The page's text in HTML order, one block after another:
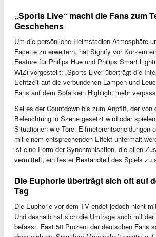
„Sports Live“ macht die Fans zum
Geschehens
Um die persönliche Heimstadion-Atmosphäre
Facette zu erweitern, hat Signify vor Kurzem
Feature für Philips Hue und Philips Smart
WiZ) vorgestellt: „Sports Live“ überträgt die
Echtzeit auf die verbundenen Lampen und
Fans auf dem Sofa kein Highlight mehr
Sei es der Countdown bis zum Anpfiff, der von
Beleuchtung in Szene gesetzt wird oder
Situationen wie Tore, Elfmeterentscheidungen
mit einem entsprechenden Effekt untermalt
ist eine Form der Synchronisation, die allen
vermittelt, ein fester Bestandteil des Spiels zu
Die Euphorie überträgt sich oft auf
Tag
Die Euphorie vor dem TV endet jedoch nicht
Und deshalb hat sich die Umfrage auch mit
befasst. Fast 50 Prozent der deutschen Fans